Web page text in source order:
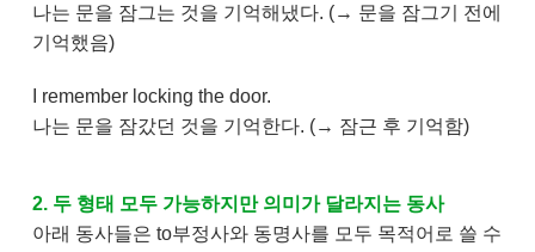
나는 문을 잠그는 것을 기억해냈다. (→ 문을 잠그기 전에
기억했음)
I remember locking the door.
나는 문을 잠갔던 것을 기억한다. (→ 잠근 후 기억함)
2. 두 형태 모두 가능하지만 의미가 달라지는 동사
아래 동사들은 to부정사와 동명사를 모두 목적어로 쓸 수